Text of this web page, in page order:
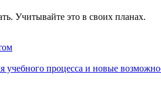
Учитывайте это в своих планах.
учебного процесса и новые